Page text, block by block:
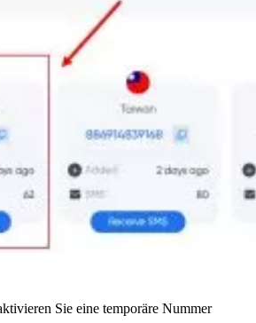
Sie eine temporäre Nummer